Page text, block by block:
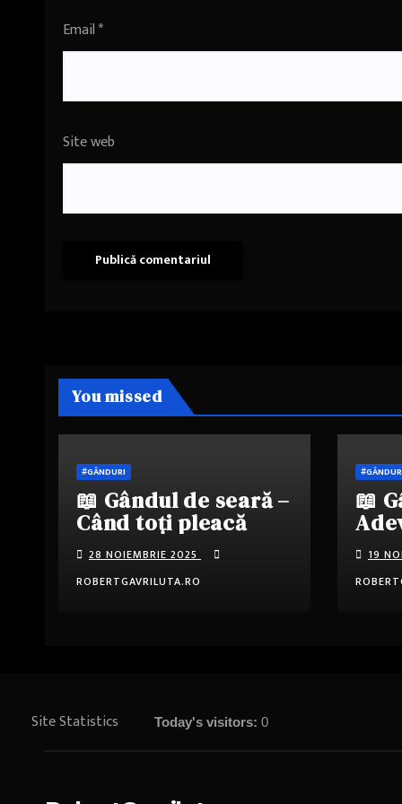
Email*
Site web
You missed
#GÂNDURI
📖 Gândul de seară –
Când toți pleacă
28 NOIEMBRIE 2025
ROBERTGAVRILUTA.RO
📖
19
Site Statistics Today's visitors: 0